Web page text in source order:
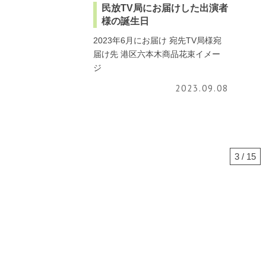
民放TV局にお届けした出演者
様の誕生日
2023年6月にお届け 宛先TV局様宛
届け先 港区六本木商品花束イメー
ジ
2023.09.08
3 / 15